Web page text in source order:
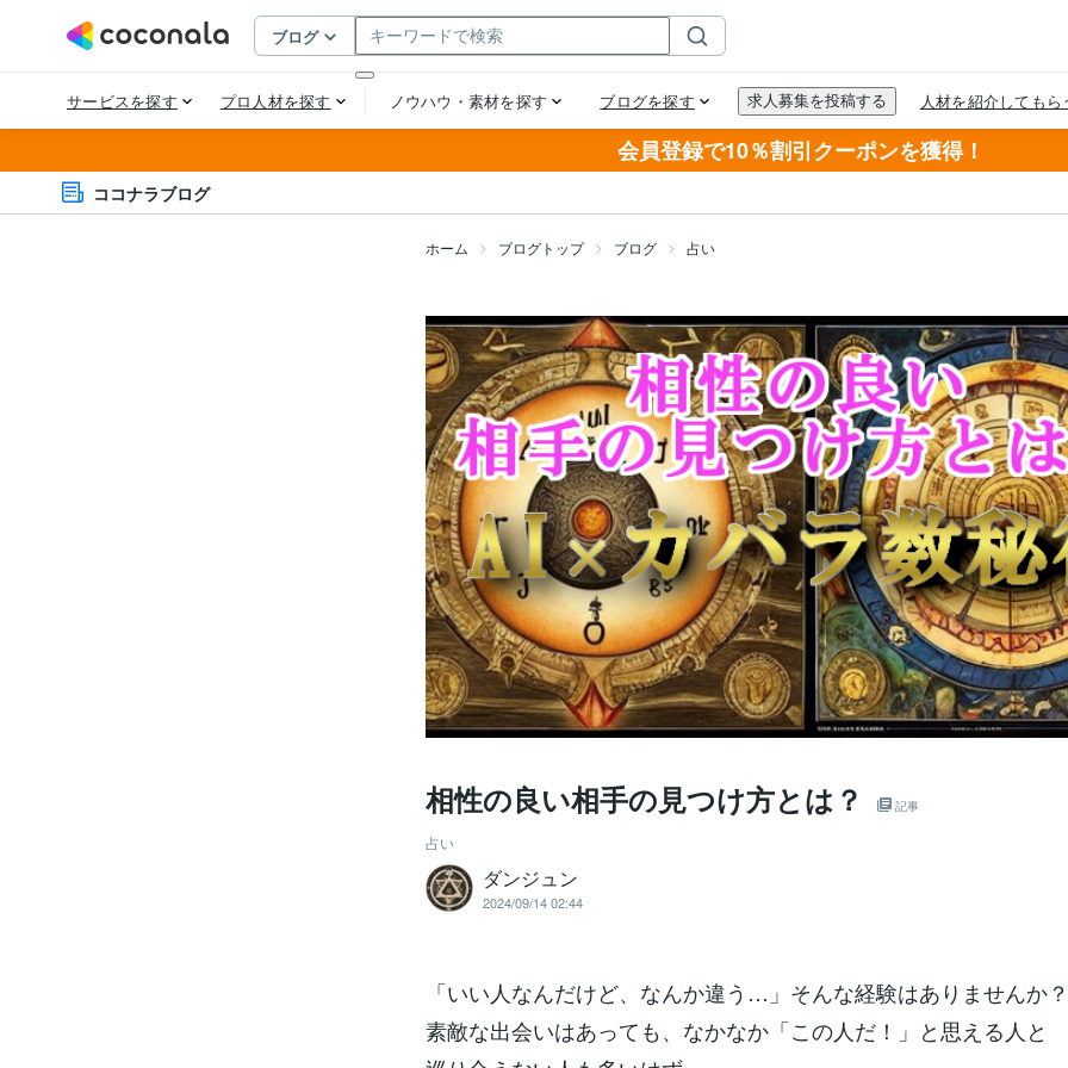
会員登録で10％割引クーポンを獲得！
ココナラブログ
ホーム ブログトップ ブログ 占い
相性の良い相手の見つけ方とは？ 記事
占い
ダンジュン
2024/09/14 02:44
「いい人なんだけど、なんか違う…」そんな経験はありませんか？
素敵な出会いはあっても、なかなか「この人だ！」と思える人と